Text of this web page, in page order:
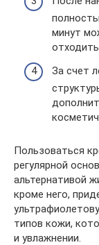
минут
За счет
Пользоваться
регулярной
альтернативой
кроме него,
типов кожи,
и увлажнении.